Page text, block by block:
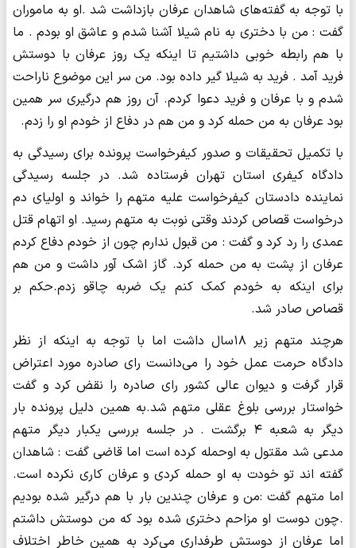
با توجه به گفته‌های شاهدان عرفان بازداشت شد .او به ماموران
گفت : من با دختری به نام شیلا آشنا شدم و عاشق او بودم . ما
با هم رابطه خوبی داشتیم تا اینکه یک روز عرفان با دوستش
فرید آمد . فرید به شیلا گیر داده بود. من سر این موضوع ناراحت
شدم و با عرفان و فرید دعوا کردم. آن روز هم درگیری سر همین
بود عرفان به من حمله کرد و من هم در دفاع از خودم او را زدم.
با تکمیل تحقیقات و صدور کیفرخواست پرونده برای رسیدگی به
دادگاه کیفری استان تهران فرستاده شد. در جلسه رسیدگی
نماینده دادستان کیفرخواست علیه متهم را خواند و اولیای دم
درخواست قصاص کردند وقتی نوبت به متهم رسید. او اتهام قتل
عمدی را رد کرد و گفت : من قبول ندارم چون از خودم دفاع کردم
عرفان از پشت به من حمله کرد. گاز اشک آور داشت و من هم
برای اینکه به خودم کمک کنم یک ضربه چاقو زدم.حکم بر
قصاص صادر شد.
هرچند متهم زیر ۱۸سال داشت اما با توجه به اینکه از نظر
دادگاه حرمت عمل خود را می‌دانست رای صادره مورد اعتراض
قرار گرفت و دیوان عالی کشور رای صادره را نقض کرد و گفت
خواستار بررسی بلوغ عقلی متهم شد.به همین دلیل پرونده بار
دیگر به شعبه ۴ برگشت . در جلسه بررسی یکبار دیگر متهم
مدعی شد مقتول به او‌حمله کرده است اما قاضی گفت : شاهدان
گفته اند تو خودت به او حمله کردی و عرفان کاری نکرده است.
اما متهم گفت :من و عرفان چندین بار با هم درگیر شده بودیم
.چون دوست او مزاحم دختری شده بود که من دوستش داشتم
اما عرفان از دوستش طرفداری می‌کرد به همین خاطر اختلاف